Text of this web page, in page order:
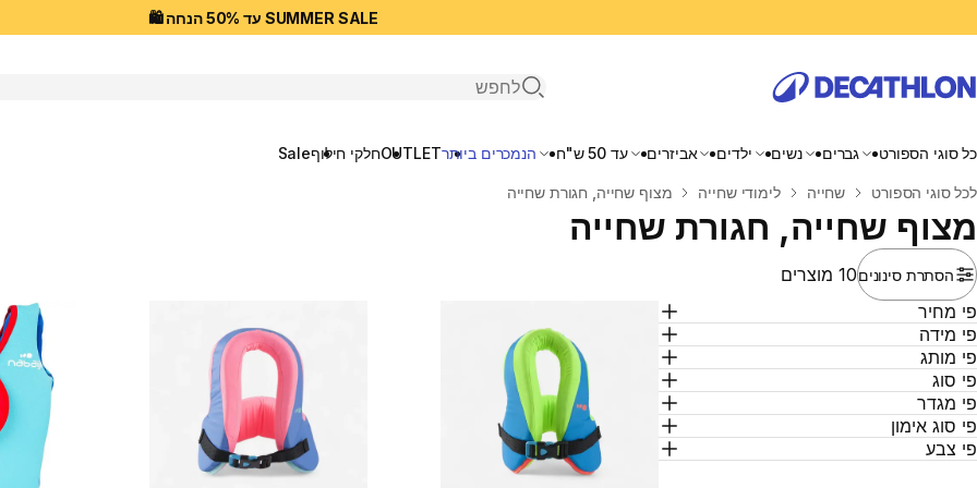
SUMMER SALE עד 50% הנחה 🛍️
פתיחת חיפוש
כל סוגי הספורט גברים נשים ילדים אביזרים עד 50 ש"ח הנמכרים ביותרOUTLETחלקי חילוףSale
בית
לכל סוגי הספורט שחייה לימודי שחייה מצוף שחייה, חגורת שחייה
מצוף שחייה, חגורת שחייה
הסתרת סינונים10 מוצרים
מחיר
מידה
מותג
סוג
מגדר
סוג אימון
צבע